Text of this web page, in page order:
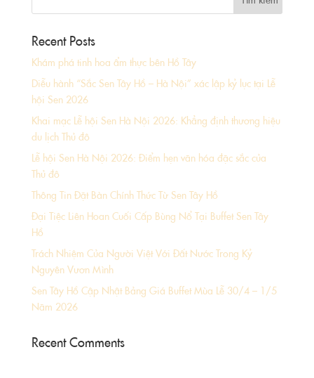
Recent Posts
Khám phá tinh hoa ẩm thực bên Hồ Tây
Diễu hành “Sắc Sen Tây Hồ – Hà Nội” xác lập kỷ lục tại Lễ
hội Sen 2026
Khai mạc Lễ hội Sen Hà Nội 2026: Khẳng định thương hiệu
du lịch Thủ đô
Lễ hội Sen Hà Nội 2026: Điểm hẹn văn hóa đặc sắc của
Thủ đô
Thông Tin Đặt Bàn Chính Thức Từ Sen Tây Hồ
Đại Tiệc Liên Hoan Cuối Cấp Bùng Nổ Tại Buffet Sen Tây
Hồ
Trách Nhiệm Của Người Việt Với Đất Nước Trong Kỷ
Nguyên Vươn Mình
Sen Tây Hồ Cập Nhật Bảng Giá Buffet Mùa Lễ 30/4 – 1/5
Năm 2026
Recent Comments